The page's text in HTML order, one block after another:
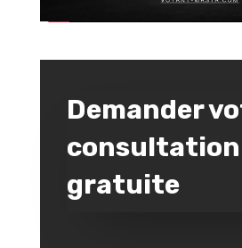
Demander
consultation
gratuite